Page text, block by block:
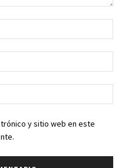
y sitio web en este